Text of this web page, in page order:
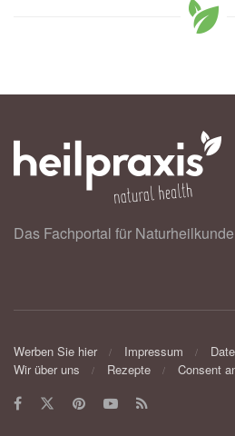
Das Fachportal für
Werben Sie hier Impressum
Wir über uns
Rezepte Consent